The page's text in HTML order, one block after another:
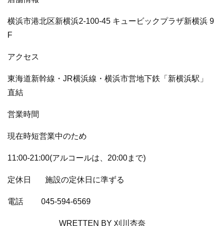
横浜市港北区新横浜2-100-45 キュービックプラザ新横浜 9
F
アクセス
東海道新幹線・JR横浜線・横浜市営地下鉄「新横浜駅」
直結
営業時間
現在時短営業中のため
11:00-21:00(アルコールは、20:00まで)
定休日 施設の定休日に準ずる
電話 045-594-6569
WRETTEN BY 刈川杏奈